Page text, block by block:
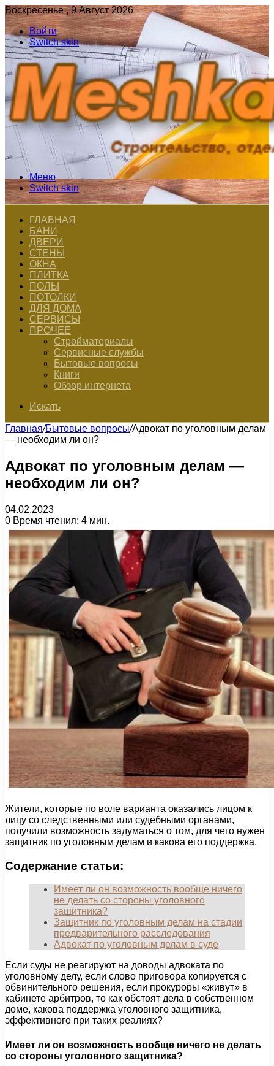
Воскресенье , 9 Август 2026
Войти
Switch skin
Меню
Switch skin
ГЛАВНАЯ
БАНИ
ДВЕРИ
СТЕНЫ
ОКНА
ПЛИТКА
ПОЛЫ
ПОТОЛКИ
ДЛЯ ДОМА
СЕРВИСЫ
ПРОЧЕЕ
Стройматериалы
Сервисные службы
Бытовые вопросы
Книги
Обзор интернета
Искать
Главная/Бытовые вопросы/Адвокат по уголовным делам
— необходим ли он?
Адвокат по уголовным делам —
необходим ли он?
04.02.2023
0 Время чтения: 4 мин.
Жители, которые по воле варианта оказались лицом к
лицу со следственными или судебными органами,
получили возможность задуматься о том, для чего нужен
защитник по уголовным делам и какова его поддержка.
Содержание статьи:
Имеет ли он возможность вообще ничего
не делать со стороны уголовного
защитника?
Защитник по уголовным делам на стадии
предварительного расследования
Адвокат по уголовным делам в суде
Если суды не реагируют на доводы адвоката по
уголовному делу, если слово приговора копируется с
обвинительного решения, если прокуроры «живут» в
кабинете арбитров, то как обстоят дела в собственном
доме, какова поддержка уголовного защитника,
эффективного при таких реалиях?
Имеет ли он возможность вообще ничего не делать
со стороны уголовного защитника?